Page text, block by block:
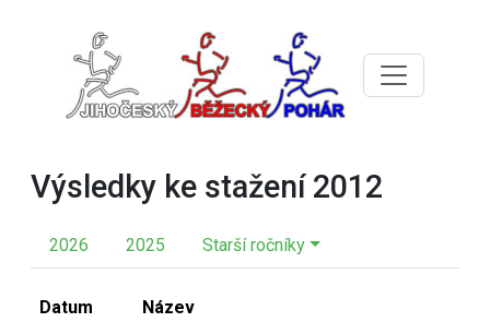
Výsledky ke stažení 2012
2026 2025 Starší ročníky
Datum Název